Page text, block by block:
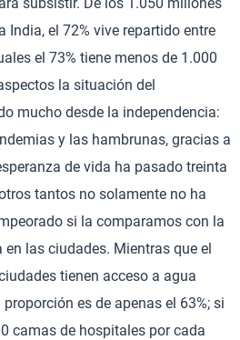
India, el 72% vive repartido entre
el 73% tiene menos de 1.000
la situación del
mucho desde la independencia:
y las hambrunas, gracias a
de vida ha pasado treinta
tantos no solamente no ha
si la comparamos con la
las ciudades. Mientras que el
tienen acceso a agua
es de apenas el 63%; si
camas de hospitales por cada